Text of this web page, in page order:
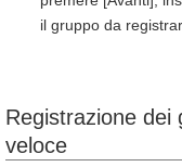
il gruppo da
Registrazione dei
veloce